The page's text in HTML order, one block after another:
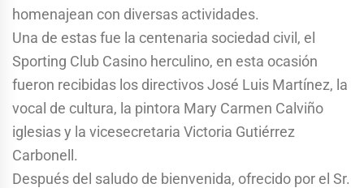
homenajean con diversas actividades.
Una de estas fue la centenaria sociedad civil, el
Sporting Club Casino herculino, en esta ocasión
fueron recibidas los directivos José Luis Martínez, la
vocal de cultura, la pintora Mary Carmen Calviño
iglesias y la vicesecretaria Victoria Gutiérrez
Carbonell.
Después del saludo de bienvenida, ofrecido por el Sr.